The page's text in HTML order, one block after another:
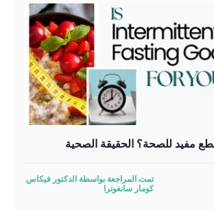
مفيد للصحة؟ الحقيقة الصحية
تمت المراجعة بواسطة الدكتور فيكاس
كومار سانغوترا